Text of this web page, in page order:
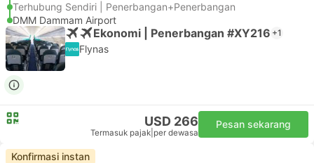
Terhubung Sendiri | Penerbangan+Penerbangan
DMM Dammam Airport
Ekonomi | Penerbangan #XY216 +1
Flynas
USD 266
Termasuk pajak per dewasa
Pesan sekarang
Konfirmasi instan